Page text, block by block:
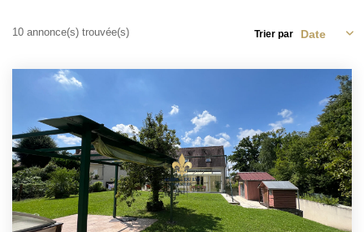
ALERTE IMMO
10 annonce(s) trouvée(s) Trier par